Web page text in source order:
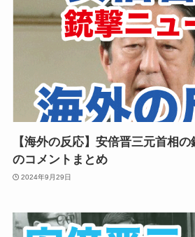
【海外の反応】安倍晋三元首相
のコメントまとめ
2024年9月29日